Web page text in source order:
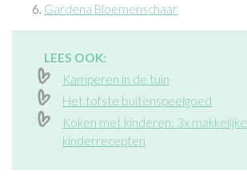
Gardena Bloemenschaar
LEES OOK:
Kamperen in de tuin
Het tofste buitenspeelgoed
Koken met kinderen: 3x makkelijke
kinderrecepten